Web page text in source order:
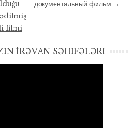
filmi
– документальный фильм →
İRƏVAN SƏHIFƏLƏRI